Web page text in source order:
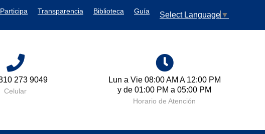
Participa Transparencia Biblioteca Guía Select Language ▼
Lun a Vie 08:00 AM A 12:00 PM
y de 01:00 PM a 05:00 PM
Horario de Atención
Cra 11 No.